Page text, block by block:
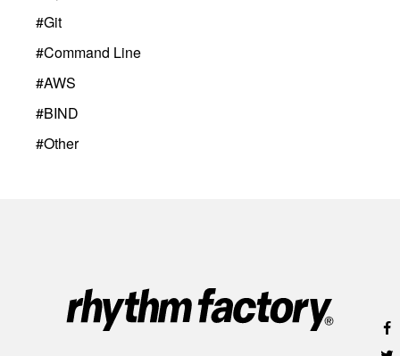
#Git
#Command Line
#AWS
#BIND
#Other